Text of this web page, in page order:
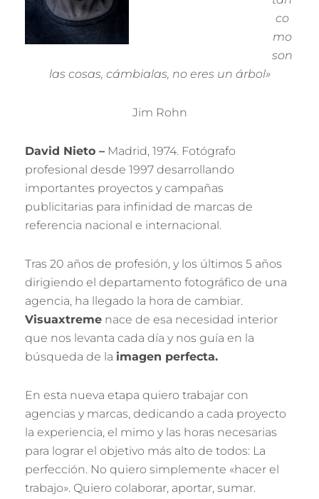
co
mo
son
las cosas, cámbialas, no eres un árbol»
Jim Rohn
David Nieto – Madrid, 1974. Fotógrafo
profesional desde 1997 desarrollando
importantes proyectos y campañas
publicitarias para infinidad de marcas de
referencia nacional e internacional.
Tras 20 años de profesión, y los últimos 5 años
dirigiendo el departamento fotográfico de una
agencia, ha llegado la hora de cambiar.
Visuaxtreme nace de esa necesidad interior
que nos levanta cada día y nos guía en la
búsqueda de la imagen perfecta.
En esta nueva etapa quiero trabajar con
agencias y marcas, dedicando a cada proyecto
la experiencia, el mimo y las horas necesarias
para lograr el objetivo más alto de todos: La
perfección. No quiero simplemente «hacer el
trabajo». Quiero colaborar, aportar, sumar.